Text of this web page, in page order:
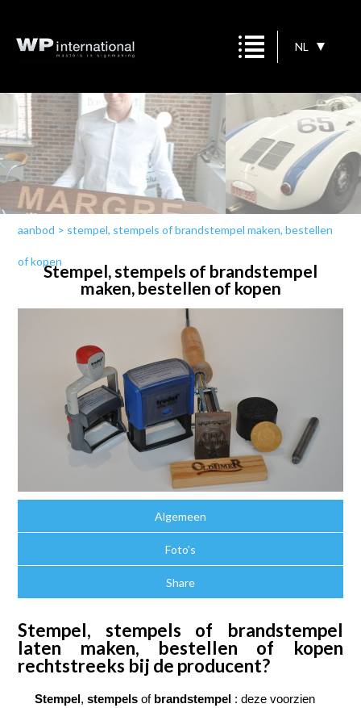
NL
aanbod > stempel, stempels of brandstempel maken, bestellen
of kopenStempel, stempels of brandstempel
maken, bestellen of kopen
Algemeen
Foto's
Share
Stempel, stempels of brandstempel
laten maken, bestellen of kopen
rechtstreeks bij de producent?
Stempel, stempels of brandstempel : deze voorzien